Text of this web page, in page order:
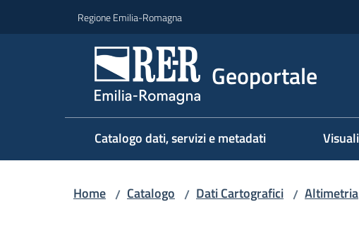
Regione Emilia-Romagna
Geoportale
Catalogo dati, servizi e metadati
Home / Catalogo / Dati Cartografici / Altimetria